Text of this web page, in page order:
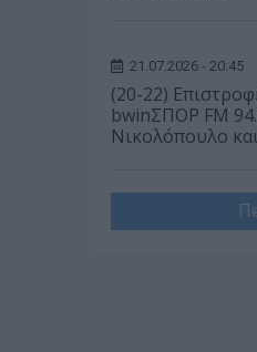
21.07.2026 - 20:45
(20-22)
bwinΣΠΟΡ FM
Νικολόπουλο